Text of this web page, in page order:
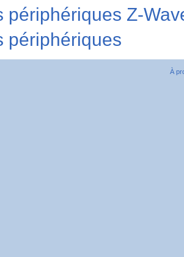
périphériques Z-
périphériques
À